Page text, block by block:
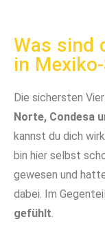
Was sind
in
Die sichersten
Norte, Condesa
kannst du dich
bin hier selbst
gewesen und
dabei. Im
gefühlt.